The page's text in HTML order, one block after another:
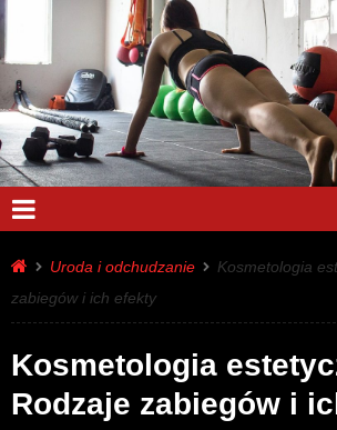
Uroda i odchudzanie
Kosmetologia
zabiegów i ich efekty
Kosmetologia
Rodzaje zabiegów i